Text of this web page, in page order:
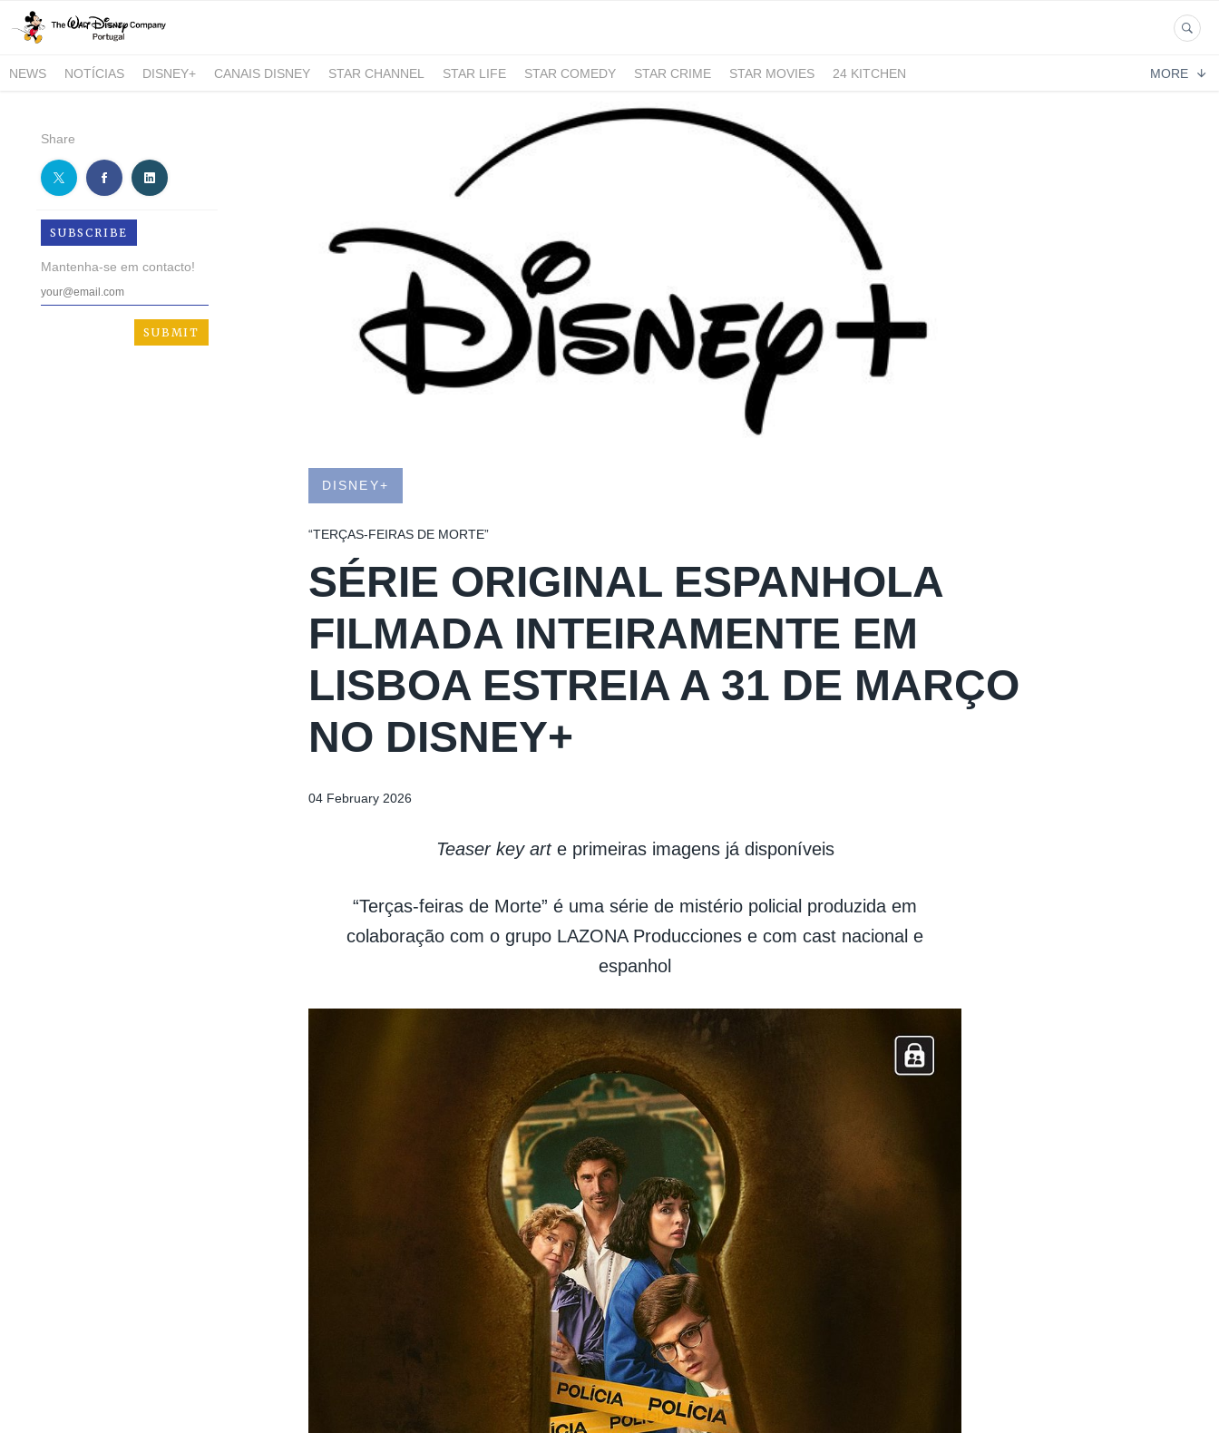
NEWS NOTÍCIAS DISNEY+ CANAIS DISNEY STAR CHANNEL STAR LIFE STAR COMEDY STAR CRIME STAR MOVIES
24 KITCHEN
MORE
Share
SUBSCRIBE
Mantenha-se em contacto!
DISNEY+
“TERÇAS-FEIRAS DE MORTE”
SÉRIE ORIGINAL ESPANHOLA
FILMADA INTEIRAMENTE EM
LISBOA ESTREIA A 31 DE MARÇO
NO DISNEY+
04 February 2026
Teaser key art e primeiras imagens já disponíveis
“Terças-feiras de Morte” é uma série de mistério policial produzida em
colaboração com o grupo LAZONA Producciones e com cast nacional e
espanhol